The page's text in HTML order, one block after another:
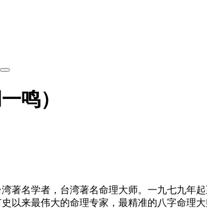
鸣）
著名学者，台湾著名命理大师。一九七九年
以来最伟大的命理专家，最精准的八字命理